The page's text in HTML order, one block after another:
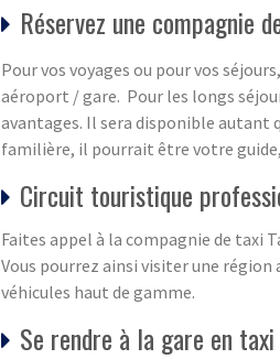
Réservez une compagnie
Pour vos voyages ou pour vos
aéroport / gare. Pour les longs
avantages. Il sera disponible autant
familière, il pourrait être votre
Circuit touristique
Faites appel à la compagnie de taxi
Vous pourrez ainsi visiter une région
véhicules haut de gamme.
Se rendre à la gare en taxi